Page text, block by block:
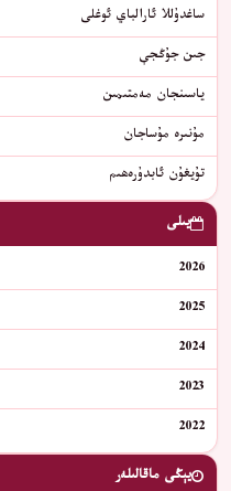
ساغدۇللا ئارالباي ئوغلى
جىن جۇڭجې
ﻳﺎﺳﯩﻨﺠﺎﻥ ﻣﻪﻣﺘﯩﻤﯩﻦ
مۇنىرە مۇساجان
تۇيغۇن ئابدۇرەھىم
يىلى
2026
2025
2024
2023
2022
يېڭى ماقالىلەر